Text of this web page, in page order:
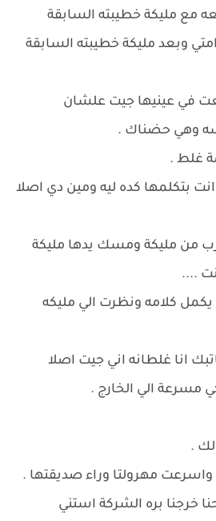
مع مليكة خطيبته السابقة
وبعد مليكة خطيبته السابقة
في عينيها جيت علشان
وهي حضناك .
غلط .
بتكلمها كده ليه ومين دي اصلا
من مليكة ومسك يدها مليكة
....
كلامه ونظرت الي مليكه
انا غلطانه اني جيت اصلا
مسرعة الي الخارج .
.
واسرعت مهرولتا وراء صديقتها .
خرجنا بره الشركة استني